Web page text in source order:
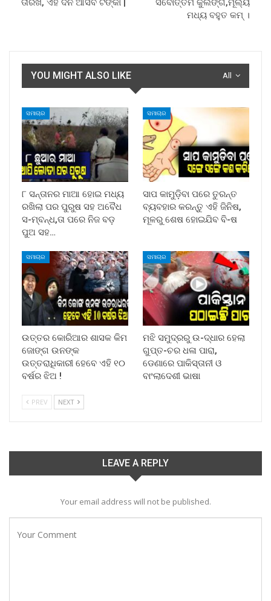
ତାରିଖ, ଏହି ଦିନ ଆସିବ ଟଙ୍କା |
ସର୍ବୋତ୍ତମ କୁଲିଙ୍ଗ,ମୂଲ୍ୟ
ମଧ୍ୟ ବହୁତ କମ୍ ।
All
YOU MIGHT ALSO LIKE
ସମାଚାର
୮ ସନ୍ତାନର ମାଆ ହୋଇ ମଧ୍ୟ
ରଖିଲା ପର ପୁରୁଷ ସହ ଅବୈଧ
ସ-ମ୍ବନ୍ଧ,ତା ପରେ ନିଜ ବଡ଼
ପୁଅ ସହ…
ସମାଚାର
ସାପ କାମୁଡ଼ିବା ପରେ ତୁରନ୍ତ
ବ୍ୟବହାର କରନ୍ତୁ ଏହି ଜିନିଷ,
ମୂଳରୁ ଶେଷ ହୋଇଯିବ ବି-ଷ
ସମାଚାର
ଉତ୍ତର କୋରିଆର ଶାସକ କିମ
ଜୋଙ୍ଗ ଉନଙ୍କ
ଉତ୍ତରାଧିକାରୀ ହେବେ ଏହି ୧୦
ବର୍ଷର ଝିଅ !
ସମାଚାର
ମଝି ସମୁଦ୍ରରୁ ଉ-ଦ୍ଧାର ହେଲା
ଗୁପ୍ତ-ଚର ଧଳା ପାରା,
ଡେଣାରେ ପାକିସ୍ତାନୀ ଓ
ବାଂଲାଦେଶୀ ଭାଷା
PREV NEXT
LEAVE A REPLY
Your email address will not be published.